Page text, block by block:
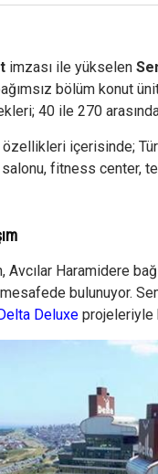
imzası ile yükselen
bölüm konut
40 ile 270
özellikleri içerisinde;
salonu, fitness center,
Avcılar Haramidere
bulunuyor.
Deluxe projeleriyle